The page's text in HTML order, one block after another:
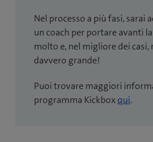
Nel processo a più fasi, sarai
un coach per portare avanti
molto e, nel migliore dei casi,
davvero grande!
Puoi trovare maggiori
programma Kickboxqui.